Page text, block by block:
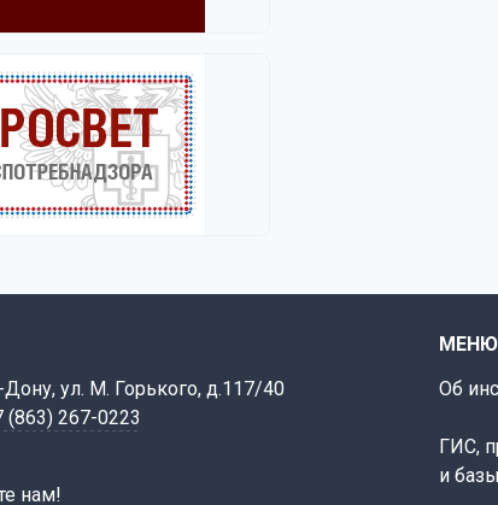
ул. М. Горького, д.117/40
(863) 267-0223
нам!
МЕНЮ
Об
ГИС,
и